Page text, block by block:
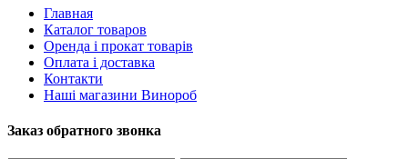
Главная
Каталог товаров
Оренда і прокат товарів
Оплата і доставка
Контакти
Наші магазини Винороб
Заказ обратного звонка